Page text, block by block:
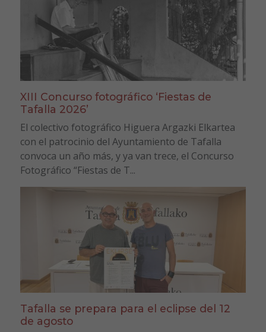
XIII Concurso fotográfico ‘Fiestas de
Tafalla 2026’
El colectivo fotográfico Higuera Argazki Elkartea
con el patrocinio del Ayuntamiento de Tafalla
convoca un año más, y ya van trece, el Concurso
Fotográfico “Fiestas de T...
Tafalla se prepara para el eclipse del 12
de agosto